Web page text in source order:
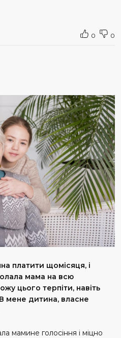
0 0
платити щомісяця, і
мама на всю
цього терпіти, навіть
мене дитина, власне
мамине голосіння і міцно